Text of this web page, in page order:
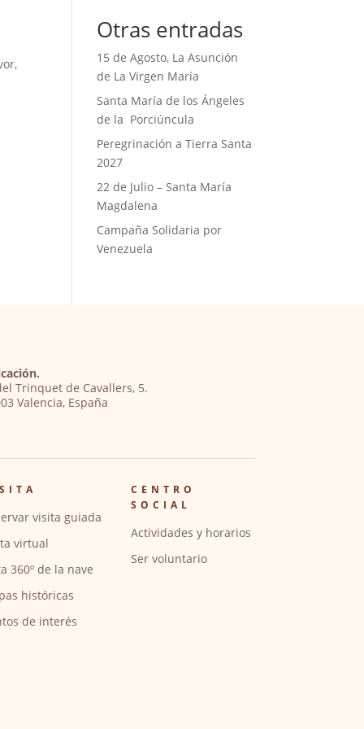
Otras entradas
15 de Agosto, La Asunción
de La Virgen María
Santa María de los Ángeles
de la Porciúncula
Peregrinación a Tierra Santa
2027
22 de Julio – Santa María
Magdalena
Campaña Solidaria por
Venezuela
Trinquet de Cavallers, 5.
Valencia, España
visita guiada
virtual
360º de la nave
históricas
de interés
CENTRO
SOCIAL
Actividades y horarios
Ser voluntario